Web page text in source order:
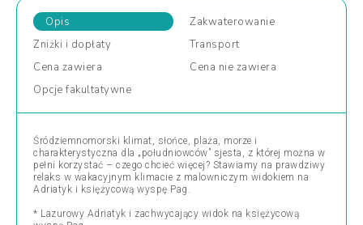
Opis
Zakwaterowanie
Zniżki i dopłaty
Transport
Cena zawiera Cena nie zawiera
Opcje fakultatywne
Śródziemnomorski klimat, słońce, plaża, morze i
charakterystyczna dla „południowców” sjesta, z której można w
pełni korzystać – czego chcieć więcej? Stawiamy na prawdziwy
relaks w wakacyjnym klimacie z malowniczym widokiem na
Adriatyk i księżycową wyspę Pag.
* Lazurowy Adriatyk i zachwycający widok na księżycową